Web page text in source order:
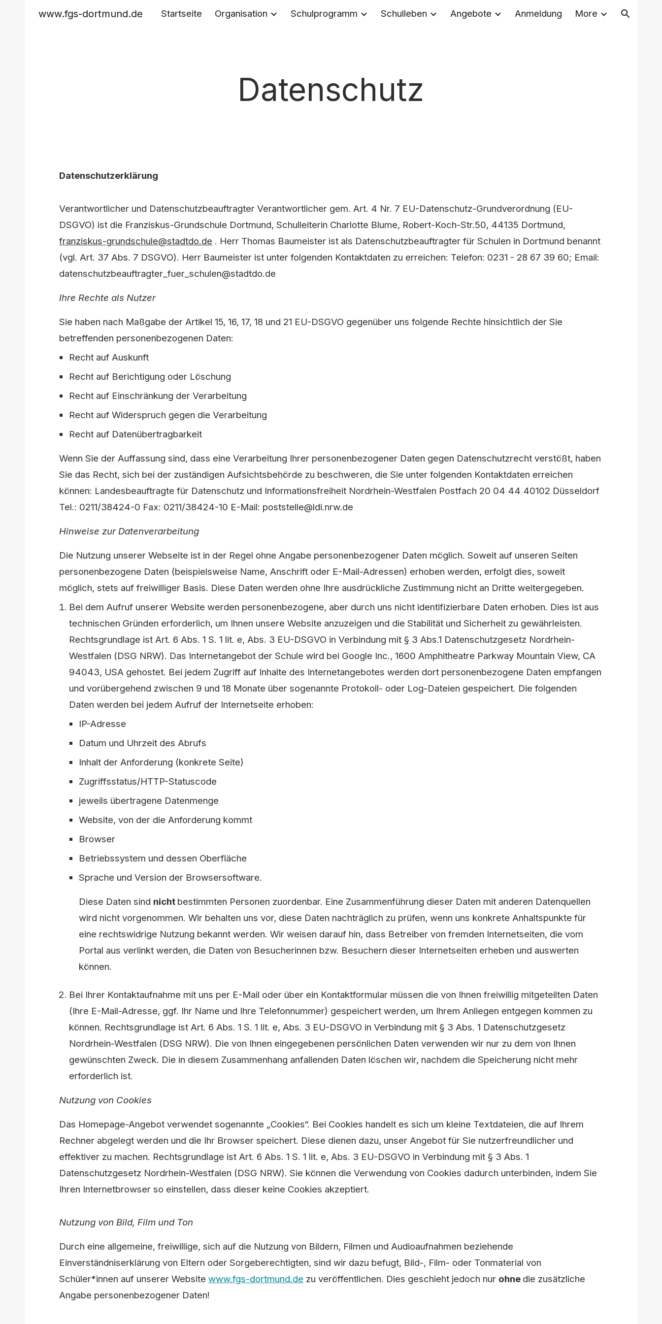
Skip to main content Skip to navigation
www.fgs-dortmund.de Startseite Organisation Schulprogramm Schulleben Angebote Anmeldung More
Datenschutz
Datenschutzerklärung
Verantwortlicher und Datenschutzbeauftragter Verantwortlicher gem. Art. 4 Nr. 7 EU-Datenschutz-Grundverordnung (EU-
DSGVO) ist die Franziskus-Grundschule Dortmund, Schulleiterin Charlotte Blume, Robert-Koch-Str.50, 44135 Dortmund,
franziskus-grundschule@stadtdo.de . Herr Thomas Baumeister ist als Datenschutzbeauftragter für Schulen in Dortmund benannt
(vgl. Art. 37 Abs. 7 DSGVO). Herr Baumeister ist unter folgenden Kontaktdaten zu erreichen: Telefon: 0231 - 28 67 39 60; Email:
datenschutzbeauftragter_fuer_schulen@stadtdo.de
Ihre Rechte als Nutzer
Sie haben nach Maßgabe der Artikel 15, 16, 17, 18 und 21 EU-DSGVO gegenüber uns folgende Rechte hinsichtlich der Sie
betreffenden personenbezogenen Daten:
Recht auf Auskunft
Recht auf Berichtigung oder Löschung
Recht auf Einschränkung der Verarbeitung
Recht auf Widerspruch gegen die Verarbeitung
Recht auf Datenübertragbarkeit
Wenn Sie der Auffassung sind, dass eine Verarbeitung Ihrer personenbezogener Daten gegen Datenschutzrecht verstößt, haben
Sie das Recht, sich bei der zuständigen Aufsichtsbehörde zu beschweren, die Sie unter folgenden Kontaktdaten erreichen
können: Landesbeauftragte für Datenschutz und Informationsfreiheit Nordrhein-Westfalen Postfach 20 04 44 40102 Düsseldorf
Tel.: 0211/38424-0 Fax: 0211/38424-10 E-Mail: poststelle@ldi.nrw.de
Hinweise zur Datenverarbeitung
Die Nutzung unserer Webseite ist in der Regel ohne Angabe personenbezogener Daten möglich. Soweit auf unseren Seiten
personenbezogene Daten (beispielsweise Name, Anschrift oder E-Mail-Adressen) erhoben werden, erfolgt dies, soweit
möglich, stets auf freiwilliger Basis. Diese Daten werden ohne Ihre ausdrückliche Zustimmung nicht an Dritte weitergegeben.
Bei dem Aufruf unserer Website werden personenbezogene, aber durch uns nicht identifizierbare Daten erhoben. Dies ist aus
technischen Gründen erforderlich, um Ihnen unsere Website anzuzeigen und die Stabilität und Sicherheit zu gewährleisten.
Rechtsgrundlage ist Art. 6 Abs. 1 S. 1 lit. e, Abs. 3 EU-DSGVO in Verbindung mit § 3 Abs.1 Datenschutzgesetz Nordrhein-
Westfalen (DSG NRW). Das Internetangebot der Schule wird bei Google Inc., 1600 Amphitheatre Parkway Mountain View, CA
94043, USA gehostet. Bei jedem Zugriff auf Inhalte des Internetangebotes werden dort personenbezogene Daten empfangen
und vorübergehend zwischen 9 und 18 Monate über sogenannte Protokoll- oder Log-Dateien gespeichert. Die folgenden
Daten werden bei jedem Aufruf der Internetseite erhoben:
IP-Adresse
Datum und Uhrzeit des Abrufs
Inhalt der Anforderung (konkrete Seite)
Zugriffsstatus/HTTP-Statuscode
jeweils übertragene Datenmenge
Website, von der die Anforderung kommt
Browser
Betriebssystem und dessen Oberfläche
Sprache und Version der Browsersoftware.
Diese Daten sind nicht bestimmten Personen zuordenbar. Eine Zusammenführung dieser Daten mit anderen Datenquellen
wird nicht vorgenommen. Wir behalten uns vor, diese Daten nachträglich zu prüfen, wenn uns konkrete Anhaltspunkte für
eine rechtswidrige Nutzung bekannt werden.Wir weisen darauf hin, dass Betreiber von fremden Internetseiten, die vom
Portal aus verlinkt werden, die Daten von Besucherinnen bzw. Besuchern dieser Internetseiten erheben und auswerten
können.
Bei Ihrer Kontaktaufnahme mit uns per E-Mail oder über ein Kontaktformular müssen die von Ihnen freiwillig mitgeteilten Daten
(Ihre E-Mail-Adresse, ggf. Ihr Name und Ihre Telefonnummer) gespeichert werden, um Ihrem Anliegen entgegen kommen zu
können. Rechtsgrundlage ist Art. 6 Abs. 1 S. 1 lit. e, Abs. 3 EU-DSGVO in Verbindung mit § 3 Abs. 1 Datenschutzgesetz
Nordrhein-Westfalen (DSG NRW). Die von Ihnen eingegebenen persönlichen Daten verwenden wir nur zu dem von Ihnen
gewünschten Zweck. Die in diesem Zusammenhang anfallenden Daten löschen wir, nachdem die Speicherung nicht mehr
erforderlich ist.
Nutzung von Cookies
Das Homepage-Angebot verwendet sogenannte „Cookies“. Bei Cookies handelt es sich um kleine Textdateien, die auf Ihrem
Rechner abgelegt werden und die Ihr Browser speichert. Diese dienen dazu, unser Angebot für Sie nutzerfreundlicher und
effektiver zu machen. Rechtsgrundlage ist Art. 6 Abs. 1 S. 1 lit. e, Abs. 3 EU-DSGVO in Verbindung mit § 3 Abs. 1
Datenschutzgesetz Nordrhein-Westfalen (DSG NRW). Sie können die Verwendung von Cookies dadurch unterbinden, indem Sie
Ihren Internetbrowser so einstellen, dass dieser keine Cookies akzeptiert.
Nutzung von Bild, Film und Ton
Durch eine allgemeine, freiwillige, sich auf die Nutzung von Bildern, Filmen und Audioaufnahmen beziehende
Einverständniserklärung von Eltern oder Sorgeberechtigten, sind wir dazu befugt, Bild-, Film- oder Tonmaterial von
Schüler*innen auf unserer Websitewww.fgs-dortmund.de zu veröffentlichen. Dies geschieht jedoch nur ohne die zusätzliche
Angabe personenbezogener Daten!